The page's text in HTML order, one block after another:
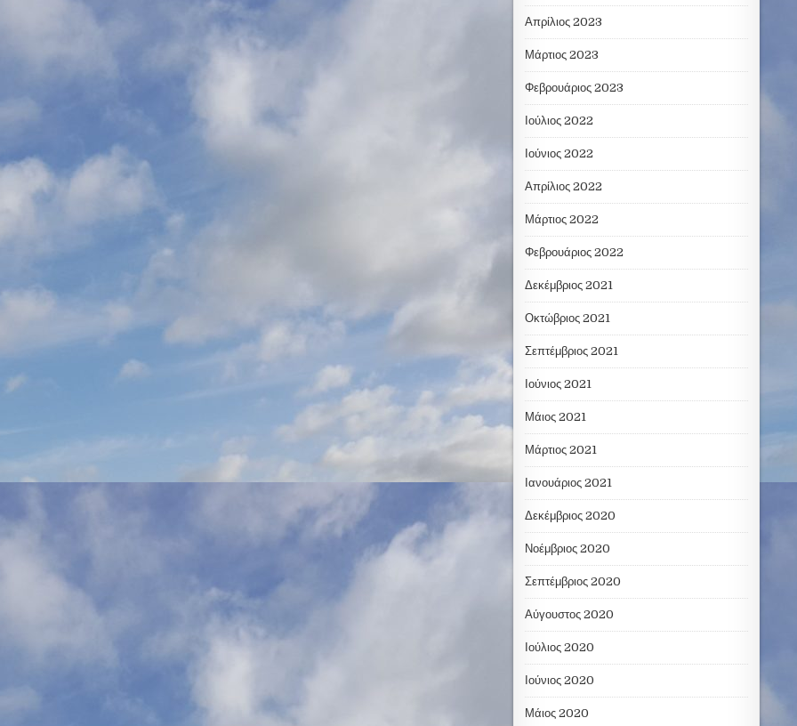
Απρίλιος 2023
Μάρτιος 2023
Φεβρουάριος 2023
Ιούλιος 2022
Ιούνιος 2022
Απρίλιος 2022
Μάρτιος 2022
Φεβρουάριος 2022
Δεκέμβριος 2021
Οκτώβριος 2021
Σεπτέμβριος 2021
Ιούνιος 2021
Μάιος 2021
Μάρτιος 2021
Ιανουάριος 2021
Δεκέμβριος 2020
Νοέμβριος 2020
Σεπτέμβριος 2020
Αύγουστος 2020
Ιούλιος 2020
Ιούνιος 2020
Μάιος 2020